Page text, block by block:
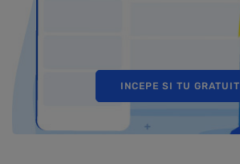
INCEPE SI TU GRATUIT